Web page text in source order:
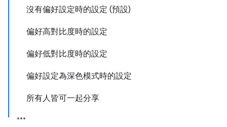
沒有偏好設定時的設定 (預設)
偏好高對比度時的設定
偏好低對比度時的設定
偏好設定為深色模式時的設定
所有人皆可一起分享